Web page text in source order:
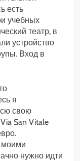
есть
учебных
театр, в
устройство
Вход в
я
свою
San Vitale
нужно идти